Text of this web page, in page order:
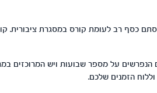
כסף רב לעומת קורס במסגרת ציבורית.
הנפרשים על מספר שבועות ויש המרוכזים
הזמנים שלכם.